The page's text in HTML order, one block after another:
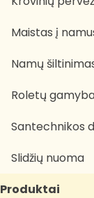
Maistas į
Namų
Roletų
Santechnikos
Slidžių nuoma
Produktai